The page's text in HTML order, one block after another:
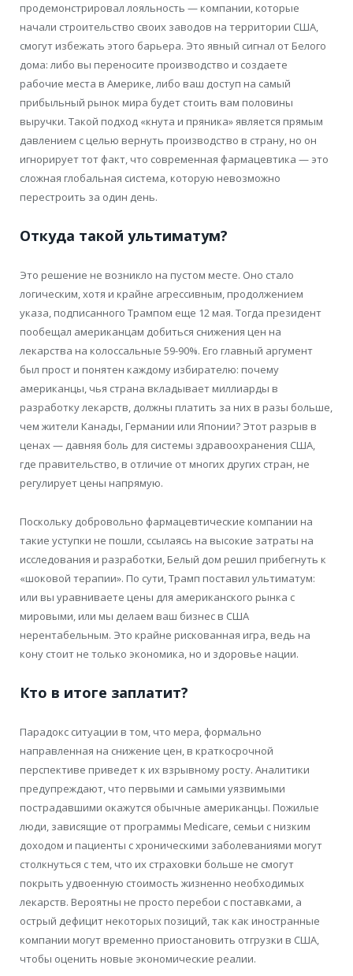
продемонстрировал лояльность — компании, которые
начали строительство своих заводов на территории США,
смогут избежать этого барьера. Это явный сигнал от Белого
дома: либо вы переносите производство и создаете
рабочие места в Америке, либо ваш доступ на самый
прибыльный рынок мира будет стоить вам половины
выручки. Такой подход «кнута и пряника» является прямым
давлением с целью вернуть производство в страну, но он
игнорирует тот факт, что современная фармацевтика — это
сложная глобальная система, которую невозможно
перестроить за один день.
Откуда такой ультиматум?
Это решение не возникло на пустом месте. Оно стало
логическим, хотя и крайне агрессивным, продолжением
указа, подписанного Трампом еще 12 мая. Тогда президент
пообещал американцам добиться снижения цен на
лекарства на колоссальные 59-90%. Его главный аргумент
был прост и понятен каждому избирателю: почему
американцы, чья страна вкладывает миллиарды в
разработку лекарств, должны платить за них в разы больше,
чем жители Канады, Германии или Японии? Этот разрыв в
ценах — давняя боль для системы здравоохранения США,
где правительство, в отличие от многих других стран, не
регулирует цены напрямую.
Поскольку добровольно фармацевтические компании на
такие уступки не пошли, ссылаясь на высокие затраты на
исследования и разработки, Белый дом решил прибегнуть к
«шоковой терапии». По сути, Трамп поставил ультиматум:
или вы уравниваете цены для американского рынка с
мировыми, или мы делаем ваш бизнес в США
нерентабельным. Это крайне рискованная игра, ведь на
кону стоит не только экономика, но и здоровье нации.
Кто в итоге заплатит?
Парадокс ситуации в том, что мера, формально
направленная на снижение цен, в краткосрочной
перспективе приведет к их взрывному росту. Аналитики
предупреждают, что первыми и самыми уязвимыми
пострадавшими окажутся обычные американцы. Пожилые
люди, зависящие от программы Medicare, семьи с низким
доходом и пациенты с хроническими заболеваниями могут
столкнуться с тем, что их страховки больше не смогут
покрыть удвоенную стоимость жизненно необходимых
лекарств. Вероятны не просто перебои с поставками, а
острый дефицит некоторых позиций, так как иностранные
компании могут временно приостановить отгрузки в США,
чтобы оценить новые экономические реалии.